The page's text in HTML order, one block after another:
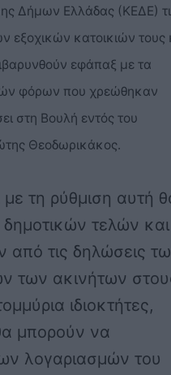
Δήμων Ελλάδας (ΚΕΔΕ)
εξοχικών κατοικιών τους
εφάπαξ με τα
φόρων που χρεώθηκαν
στη Βουλή εντός του
Θεοδωρικάκος.
τη ρύθμιση αυτή
τελών και
τις δηλώσεις
των ακινήτων
ιδιοκτήτες,
α μπορούν να
λογαριασμών του